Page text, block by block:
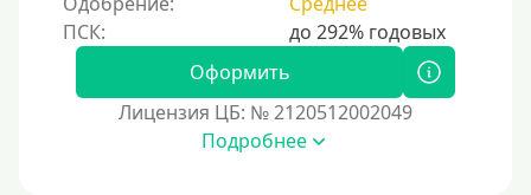
На телефон
Бесплатный доступ без скрытых платежей и
обязательных подписок
Без звонков и проверок
Оформить
Лицензия ЦБ: № 2120512002049
Подробнее